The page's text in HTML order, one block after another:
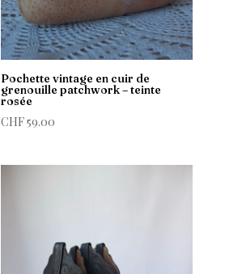
Pochette vintage en cuir de
grenouille patchwork – teinte
rosée
CHF59.00